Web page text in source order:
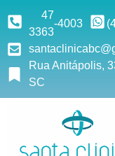
47
3363
-4003
Rua Anitápolis,
SC